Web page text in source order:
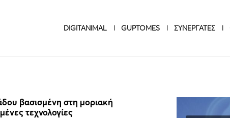
DIGITANIMAL GUPTOMES ΣΥΝΕΡΓΑΤΕΣ
βασισμένη στη μοριακή
τεχνολογίες